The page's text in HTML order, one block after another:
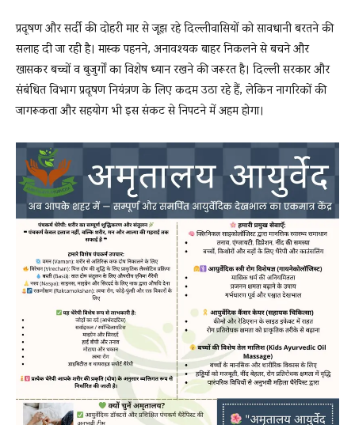
प्रदूषण और सर्दी की दोहरी मार से जूझ रहे दिल्लीवासियों को सावधानी बरतने की
सलाह दी जा रही है। मास्क पहनने, अनावश्यक बाहर निकलने से बचने और
खासकर बच्चों व बुजुर्गों का विशेष ध्यान रखने की जरूरत है। दिल्ली सरकार और
संबंधित विभाग प्रदूषण नियंत्रण के लिए कदम उठा रहे हैं, लेकिन नागरिकों की
जागरूकता और सहयोग भी इस संकट से निपटने में अहम होगा।